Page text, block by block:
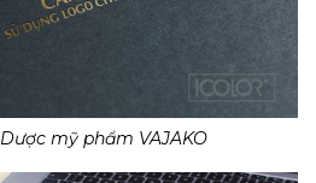
mỹ phẩm VAJAKO